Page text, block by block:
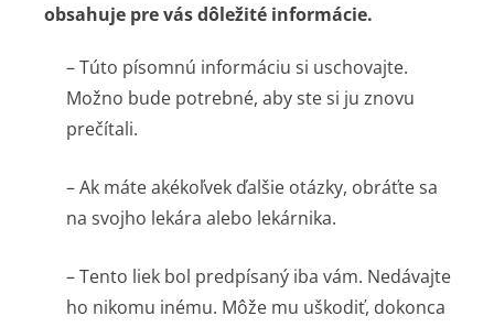
obsahuje pre vás dôležité informácie.
– Túto písomnú informáciu si uschovajte.
Možno bude potrebné, aby ste si ju znovu
prečítali.
– Ak máte akékoľvek ďalšie otázky, obráťte sa
na svojho lekára alebo lekárnika.
– Tento liek bol predpísaný iba vám. Nedávajte
ho nikomu inému. Môže mu uškodiť, dokonca